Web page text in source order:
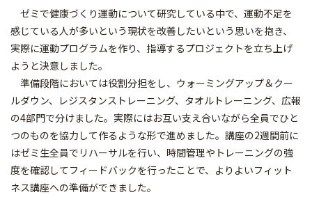
ゼミで健康づくり運動について研究している中で、運動不足を
感じている人が多いという現状を改善したいという思いを抱き、
実際に運動プログラムを作り、指導するプロジェクトを立ち上げ
ようと決意しました。
準備段階においては役割分担をし、ウォーミングアップ＆クー
ルダウン、レジスタンストレーニング、タオルトレーニング、広報
の4部門で分けました。実際にはお互い支え合いながら全員でひと
つのものを協力して作るような形で進めました。講座の2週間前に
はゼミ生全員でリハーサルを行い、時間管理やトレーニングの強
度を確認してフィードバックを行ったことで、よりよいフィット
ネス講座への準備ができました。